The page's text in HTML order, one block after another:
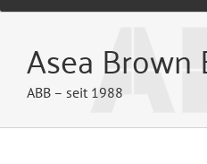
Asea Brown
ABB – seit 1988